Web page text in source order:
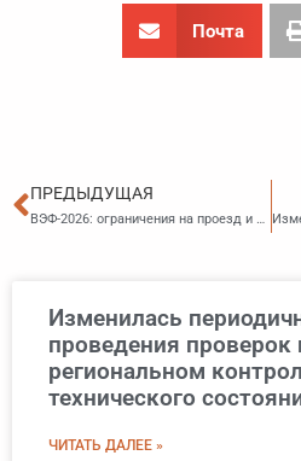
Почта
Пред
ПРЕДЫДУЩАЯ
ВЭФ-2026: ограничения на проезд и парковку
Изменилась
проведения проверок
региональном
технического
ЧИТАТЬ ДАЛЕЕ »